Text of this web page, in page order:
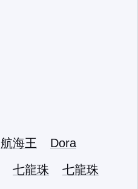
航海王
Dora
七龍珠
七龍珠